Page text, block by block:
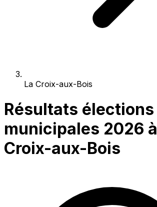
La Croix-aux-Bois
Résultats élections
municipales 2026 à
Croix-aux-Bois